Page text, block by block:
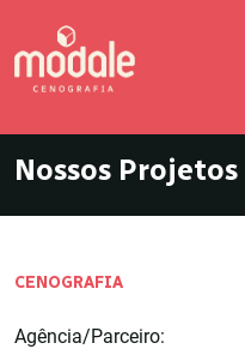
Nossos Projetos
CENOGRAFIA
Agência/Parceiro: